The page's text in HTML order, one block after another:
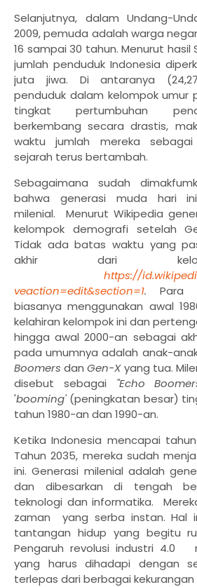
Selanjutnya, dalam Undang-
2009, pemuda adalah warga
16 sampai 30 tahun. Menurut hasil
jumlah penduduk Indonesia
juta jiwa. Di antaranya
penduduk dalam kelompok umur
tingkat pertumbuhan
berkembang secara drastis,
waktu jumlah mereka
sejarah terus bertambah.
Sebagaimana sudah
bahwa generasi muda hari
milenial.
Menurut Wikipedia
kelompok demografi setelah
Tidak ada batas waktu yang
akhir dari
https://
veaction=edit&section=1. Para
biasanya menggunakan awal
kelahiran kelompok ini dan
hingga awal 2000-an sebagai
pada umumnya adalah anak-
Boomers danGen-Xyang tua.
disebut sebagai "Echo
'booming'(peningkatan besar)
tahun 1980-an dan 1990-an.
Ketika Indonesia mencapai
Tahun 2035, mereka sudah
ini. Generasi milenial adalah
dan dibesarkan di tengah
teknologi dan informatika.
zaman
yang serba instan. Hal
tantangan hidup yang begitu
Pengaruh revolusi industri 4.0
yang harus dihadapi dengan
terlepas dari berbagai kekurangan